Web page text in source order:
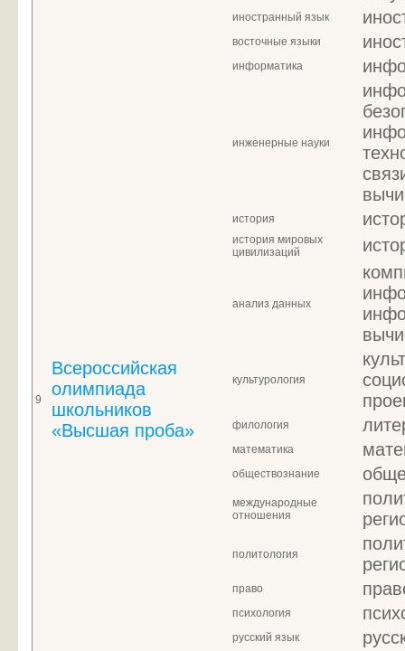
9
Всероссийская
олимпиада
школьников
«Высшая проба»
иностранный язык
восточные языки
информатика
инженерные науки
история
история мировых
цивилизаций
анализ данных
культурология
филология
математика
обществознание
международные
отношения
политология
право
психология
русский язык